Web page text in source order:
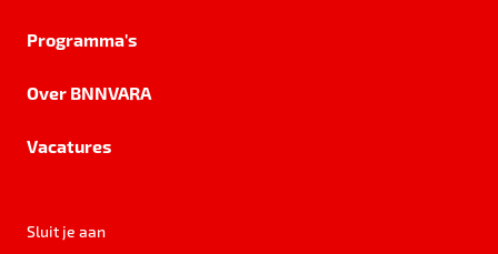
Programma's
Over BNNVARA
Vacatures
Sluit je aan